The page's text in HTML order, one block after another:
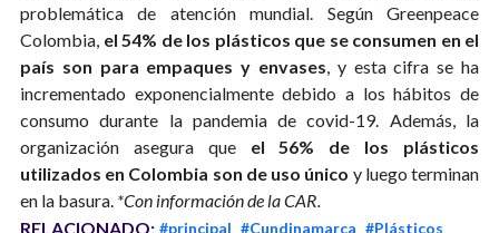
problemática de atención mundial. Según Greenpeace
Colombia, el 54% de los plásticos que se consumen en el
país son para empaques y envases, y esta cifra se ha
incrementado exponencialmente debido a los hábitos de
consumo durante la pandemia de covid-19. Además, la
organización asegura queel 56% de los plásticos
utilizados en Colombia son de uso único y luego terminan
en la basura. *Con información de la CAR.
RELACIONADO: #principal #Cundinamarca #Plásticos